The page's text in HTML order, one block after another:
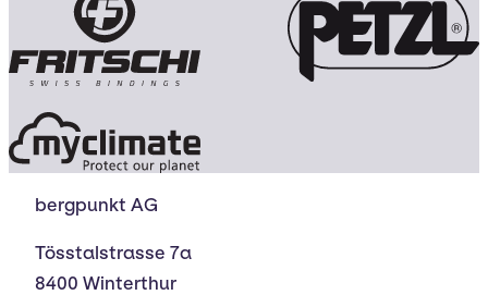
bergpunkt AG
Tösstalstrasse 7a
8400 Winterthur